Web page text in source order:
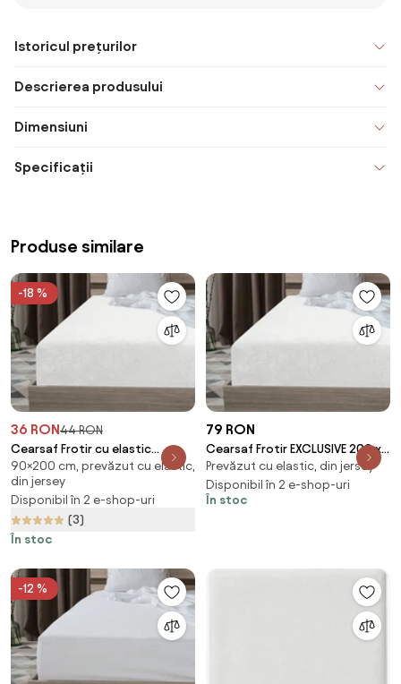
Istoricul prețurilor
Descrierea produsului
Dimensiuni
Specificații
Produse similare
-18 %
36 RON44 RON
Cearsaf Frotir cu elastic
EXCLUSIVE 90x200 cm alb
90×200 cm, prevăzut cu elastic,
din jersey
Disponibil în 2 e-shop-uri
(3)
În stoc
79 RON
Cearsaf Frotir EXCLUSIVE 200 x
220 cm alb
Prevăzut cu elastic, din jersey
Disponibil în 2 e-shop-uri
În stoc
-12 %